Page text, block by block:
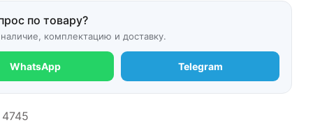
по товару?
комплектацию и доставку.
WhatsApp Telegram
4745